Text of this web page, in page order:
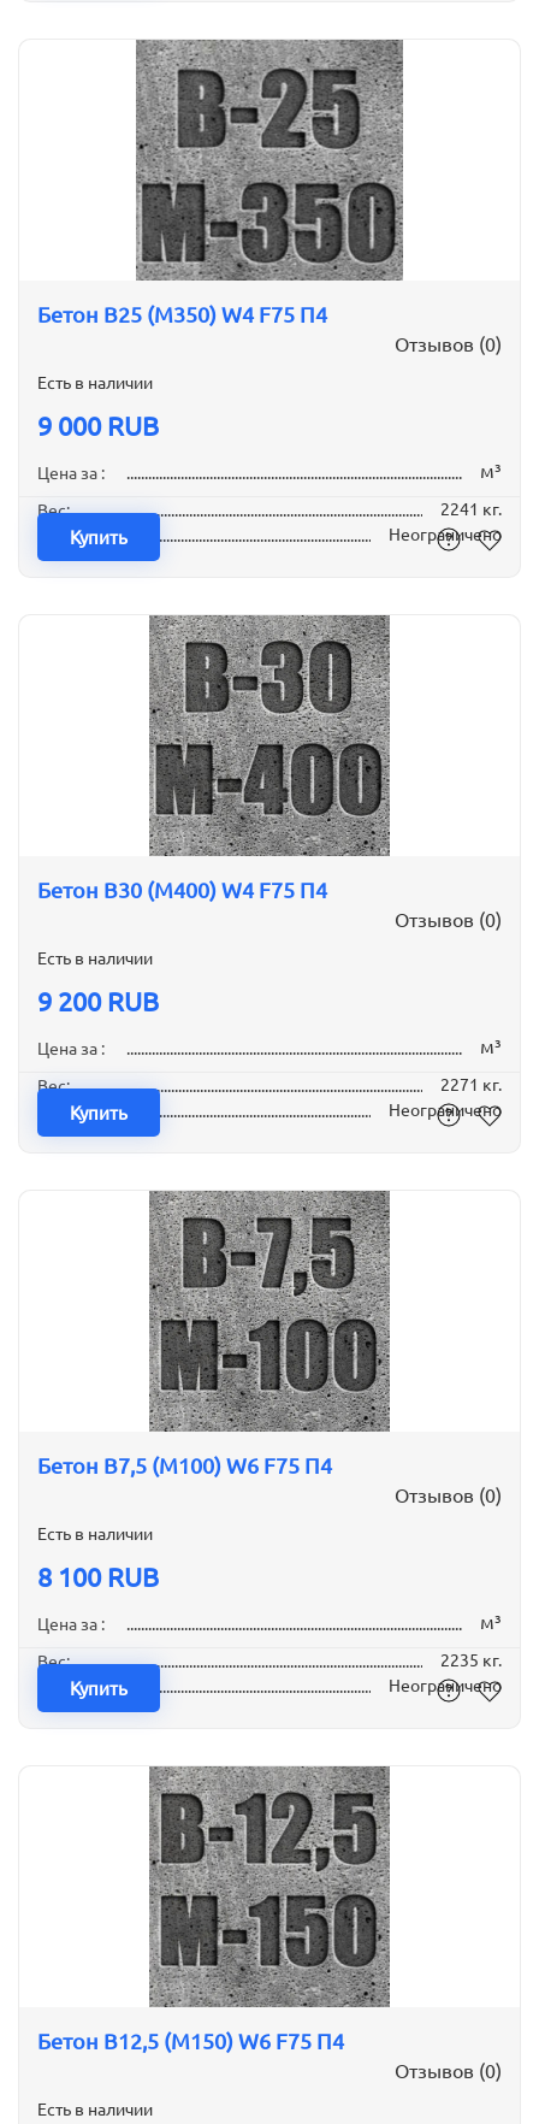
Бетон B25 (М350) W4 F75 П4
Отзывов (0)
Есть в наличии
9 000 RUB
Цена за : м³
Вес:
2241 кг.
Наличие:
Неограничено
Купить
Бетон B30 (М400) W4 F75 П4
Отзывов (0)
Есть в наличии
9 200 RUB
Цена за : м³
Вес:
2271 кг.
Наличие:
Неограничено
Купить
Бетон B7,5 (М100) W6 F75 П4
Отзывов (0)
Есть в наличии
8 100 RUB
Цена за : м³
Вес:
2235 кг.
Наличие:
Неограничено
Купить
Бетон B12,5 (М150) W6 F75 П4
Отзывов (0)
Есть в наличии